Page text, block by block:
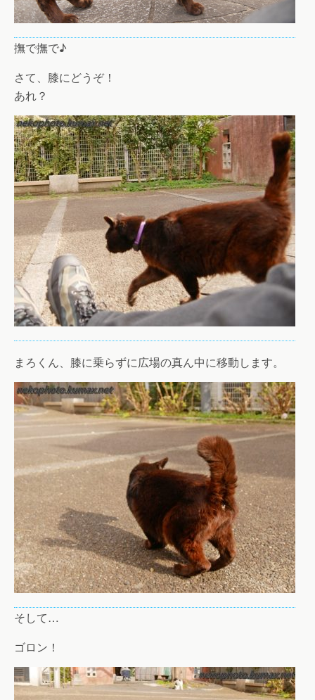
撫で撫で♪
さて、膝にどうぞ！
あれ？
まろくん、膝に乗らずに広場の真ん中に移動します。
そして…
ゴロン！